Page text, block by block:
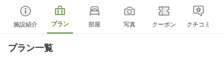
施設紹介 プラン 部屋 写真 クーポン クチコミ
プラン一覧